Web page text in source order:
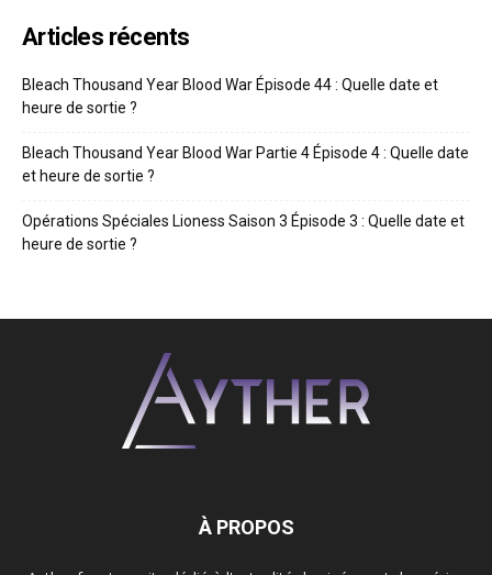
Articles récents
Bleach Thousand Year Blood War Épisode 44 : Quelle date et
heure de sortie ?
Bleach Thousand Year Blood War Partie 4 Épisode 4 : Quelle date
et heure de sortie ?
Opérations Spéciales Lioness Saison 3 Épisode 3 : Quelle date et
heure de sortie ?
À PROPOS